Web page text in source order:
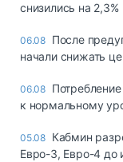
снизились на 2,3%
06.08 После
начали снижать
06.08
к нормальному
05.08 Кабмин
Евро-3, Евро-4 до